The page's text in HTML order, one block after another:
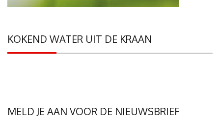
KOKEND WATER UIT DE KRAAN
MELD JE AAN VOOR DE NIEUWSBRIEF